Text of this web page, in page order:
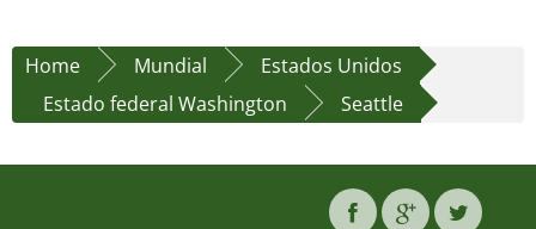
Home Mundial
Estados Unidos
Estado federal Washington
Seattle